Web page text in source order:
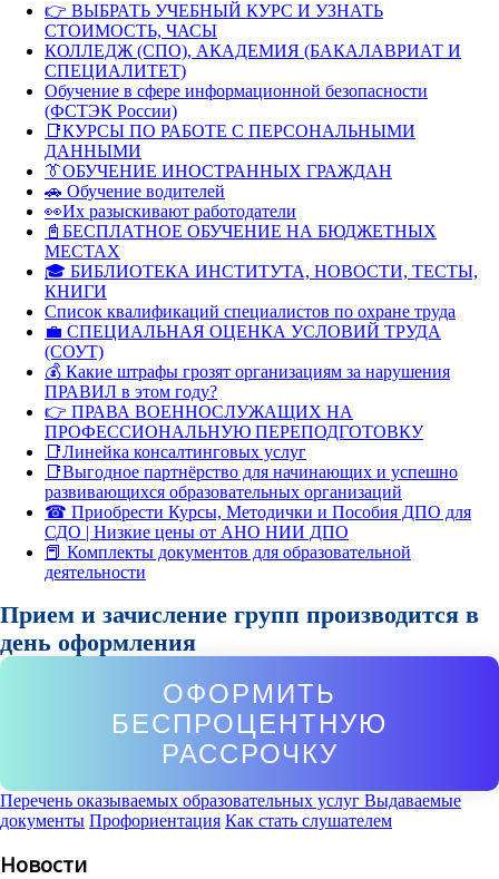
👉 ВЫБРАТЬ УЧЕБНЫЙ КУРС И УЗНАТЬ
СТОИМОСТЬ, ЧАСЫ
КОЛЛЕДЖ (СПО), АКАДЕМИЯ (БАКАЛАВРИАТ И
СПЕЦИАЛИТЕТ)
Обучение в сфере информационной безопасности
(ФСТЭК России)
📑КУРСЫ ПО РАБОТЕ С ПЕРСОНАЛЬНЫМИ
ДАННЫМИ
👔ОБУЧЕНИЕ ИНОСТРАННЫХ ГРАЖДАН
🚗 Обучение водителей
👀Их разыскивают работодатели
📓БЕСПЛАТНОЕ ОБУЧЕНИЕ НА БЮДЖЕТНЫХ
МЕСТАХ
🎓 БИБЛИОТЕКА ИНСТИТУТА, НОВОСТИ, ТЕСТЫ,
КНИГИ
Список квалификаций специалистов по охране труда
💼 СПЕЦИАЛЬНАЯ ОЦЕНКА УСЛОВИЙ ТРУДА
(СОУТ)
💰 Какие штрафы грозят организациям за нарушения
ПРАВИЛ в этом году?
👉 ПРАВА ВОЕННОСЛУЖАЩИХ НА
ПРОФЕССИОНАЛЬНУЮ ПЕРЕПОДГОТОВКУ
📑Линейка консалтинговых услуг
📑Выгодное партнёрство для начинающих и успешно
развивающихся образовательных организаций
☎ Приобрести Курсы, Методички и Пособия ДПО для
СДО | Низкие цены от АНО НИИ ДПО
📕 Комплекты документов для образовательной
деятельности
Прием и зачисление групп производится в
день оформления
ОФОРМИТЬ
БЕСПРОЦЕНТНУЮ
РАССРОЧКУ
Перечень оказываемых образовательных услуг Выдаваемые
документы Профориентация Как стать слушателем
Новости